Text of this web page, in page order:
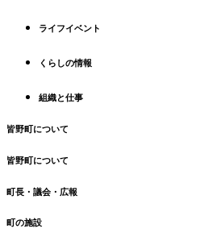
ライフイベント
くらしの情報
組織と仕事
皆野町について
皆野町について
町長・議会・広報
町の施設